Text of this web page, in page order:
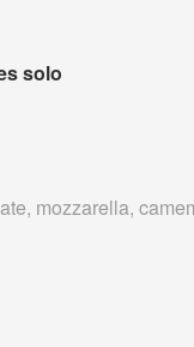
solo
mozzarella,